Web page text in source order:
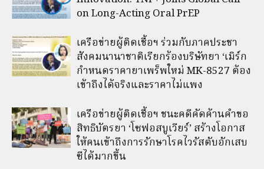
on Long-Acting Oral PrEP
เครือข่ายผู้ติดเชื้อฯ ร่วมกับภาคประชา
สังคมนานาชาติเรียกร้องบริษัทยา ‘เมิร์ก
กำหนดราคายาเพร็พใหม่ MK-8527 ต้อง
เข้าถึงได้จริงและราคาไม่แพง
เครือข่ายผู้ติดเชื้อฯ ชนะคดีคัดค้านคำขอ
สิทธิบัตรยา ‘โซฟอสบูเวียร์’ สร้างโอกาส
ให้คนเข้าถึงการรักษาโรคไวรัสตับอักเสบ
ซีได้มากขึ้น